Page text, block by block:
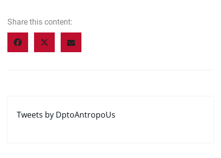
Share this content:
Tweets by DptoAntropoUs